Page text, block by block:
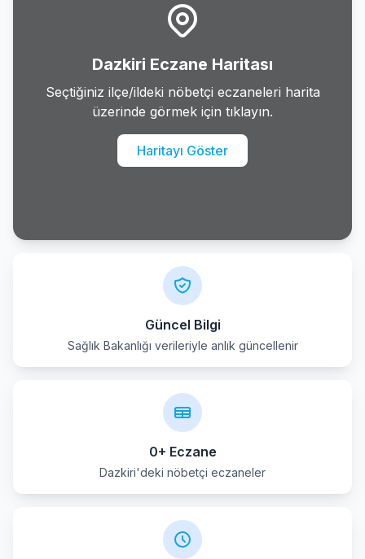
Dazkiri Eczane Haritası
Seçtiğiniz ilçe/ildeki nöbetçi eczaneleri harita
üzerinde görmek için tıklayın.
Haritayı Göster
Güncel Bilgi
Sağlık Bakanlığı verileriyle anlık güncellenir
0+ Eczane
Dazkiri'deki nöbetçi eczaneler